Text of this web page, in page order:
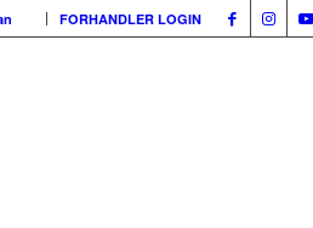
FORHANDLER LOGIN